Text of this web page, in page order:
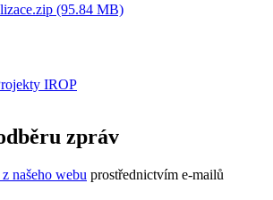
(95.84 MB)
zpráv
našeho webu prostřednictvím e-mailů